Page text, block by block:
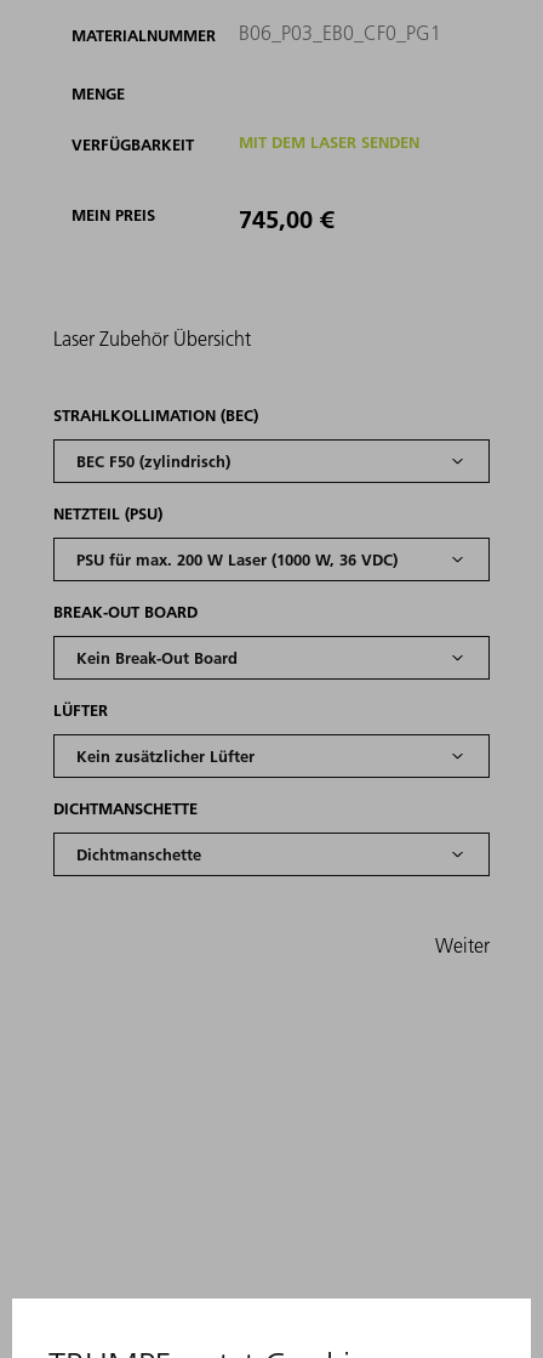
MATERIALNUMMER B06_P03_EB0_CF0_PG1
MENGE
VERFÜGBARKEIT MIT DEM LASER SENDEN
MEIN PREIS 745,00 €
Laser Zubehör Übersicht
STRAHLKOLLIMATION (BEC)
NETZTEIL (PSU)
BREAK-OUT BOARD
LÜFTER
DICHTMANSCHETTE
Weiter